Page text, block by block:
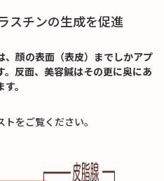
スチンの生成を促進
顔の表面（表皮）までしかアプ
反面、美容鍼はその更に奥にあ
。
をご覧ください。